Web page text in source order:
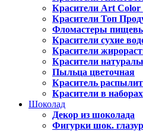
Красители Art
Красители Топ
Фломастеры
Красители сухие
Красители
Красители
Пыльца цветочная
Краситель
Красители в наборах
Шоколад
Декор из шоколада
Фигурки шок.